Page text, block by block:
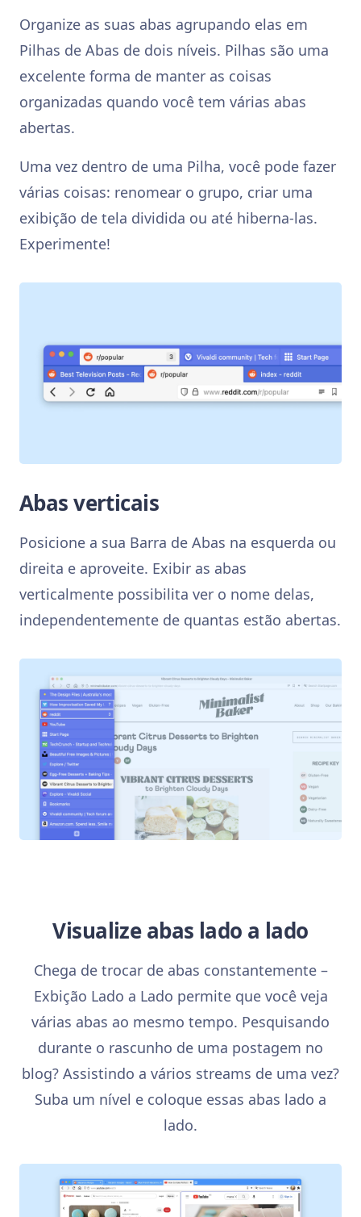
Organize as suas abas agrupando elas em
Pilhas de Abas de dois níveis. Pilhas são uma
excelente forma de manter as coisas
organizadas quando você tem várias abas
abertas.
Uma vez dentro de uma Pilha, você pode fazer
várias coisas: renomear o grupo, criar uma
exibição de tela dividida ou até hiberna-las.
Experimente!
Abas verticais
Posicione a sua Barra de Abas na esquerda ou
direita e aproveite. Exibir as abas
verticalmente possibilita ver o nome delas,
independentemente de quantas estão abertas.
Visualize abas lado a lado
Chega de trocar de abas constantemente –
Exbição Lado a Lado permite que você veja
várias abas ao mesmo tempo. Pesquisando
durante o rascunho de uma postagem no
blog? Assistindo a vários streams de uma vez?
Suba um nível e coloque essas abas lado a
lado.